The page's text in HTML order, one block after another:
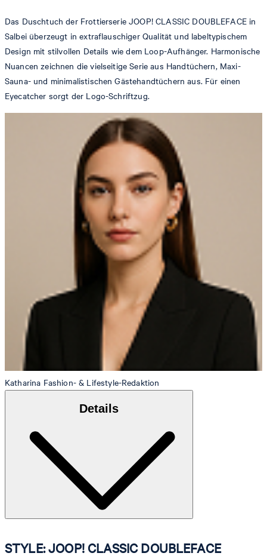
Das Duschtuch der Frottierserie JOOP! CLASSIC DOUBLEFACE in
Salbei überzeugt in extraflauschiger Qualität und labeltypischem
Design mit stilvollen Details wie dem Loop-Aufhänger. Harmonische
Nuancen zeichnen die vielseitige Serie aus Handtüchern, Maxi-
Sauna- und minimalistischen Gästehandtüchern aus. Für einen
Eyecatcher sorgt der Logo-Schriftzug.
Katharina Fashion- & Lifestyle-Redaktion
Details
STYLE: JOOP! CLASSIC DOUBLEFACE